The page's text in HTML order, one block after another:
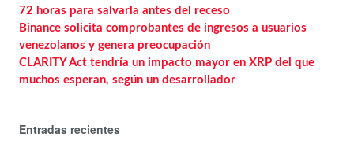
72 horas para salvarla antes del receso
Binance solicita comprobantes de ingresos a usuarios
venezolanos y genera preocupación
CLARITY Act tendría un impacto mayor en XRP del que
muchos esperan, según un desarrollador
Entradas recientes